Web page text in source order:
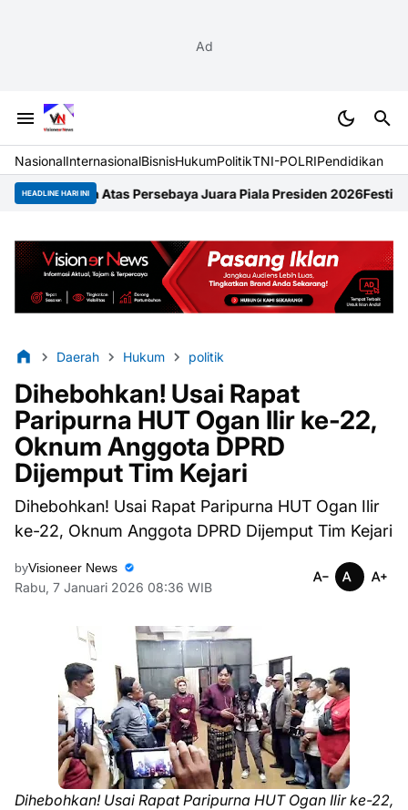
Ad
NasionalInternasionalBisnisHukumPolitikTNI-POLRIPendidikan
HEADLINE HARI INI
Persebaya Juara Piala Presiden 2026Festival Raimuti 2026
Daerah Hukum politik
Dihebohkan! Usai Rapat
Paripurna HUT Ogan Ilir ke-22,
Oknum Anggota DPRD
Dijemput Tim Kejari
Dihebohkan! Usai Rapat Paripurna HUT Ogan Ilir
ke-22, Oknum Anggota DPRD Dijemput Tim Kejari
byVisioneer News
Rabu, 7 Januari 2026 08:36 WIB
Dihebohkan! Usai Rapat Paripurna HUT Ogan Ilir ke-22,